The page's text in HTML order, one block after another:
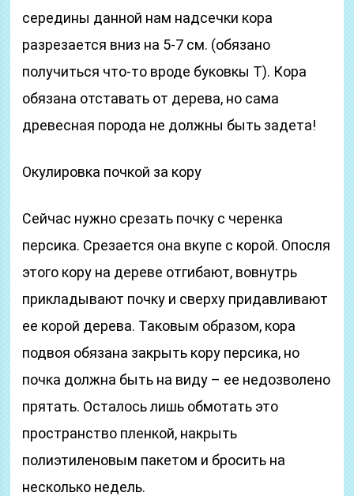
середины данной нам надсечки кора
разрезается вниз на 5-7 см. (обязано
получиться что-то вроде буковкы Т). Кора
обязана отставать от дерева, но сама
древесная порода не должны быть задета!
Окулировка почкой за кору
Сейчас нужно срезать почку с черенка
персика. Срезается она вкупе с корой. Опосля
этого кору на дереве отгибают, вовнутрь
прикладывают почку и сверху придавливают
ее корой дерева. Таковым образом, кора
подвоя обязана закрыть кору персика, но
почка должна быть на виду – ее недозволено
прятать. Осталось лишь обмотать это
пространство пленкой, накрыть
полиэтиленовым пакетом и бросить на
несколько недель.